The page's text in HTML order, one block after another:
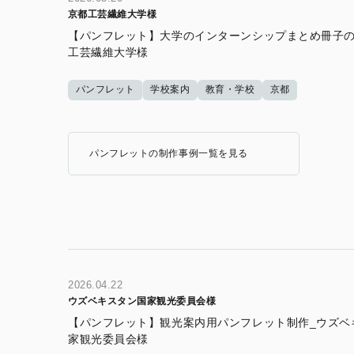
京都工芸繊維大学様
【パンフレット】大学のインターンシップまとめ冊子
工芸繊維大学様
パンフレット 学校案内 教育・学校 京都
パンフレットの制作事例一覧を見る
2026.04.22
ウズベキスタン国家観光委員会様
【パンフレット】観光案内用パンフレット制作_ウズ
家観光委員会様